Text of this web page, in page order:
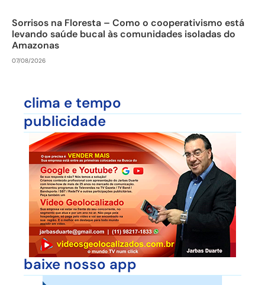
Sorrisos na Floresta – Como o cooperativismo está
levando saúde bucal às comunidades isoladas do
Amazonas
07/08/2026
clima e tempo
publicidade
baixe nosso app